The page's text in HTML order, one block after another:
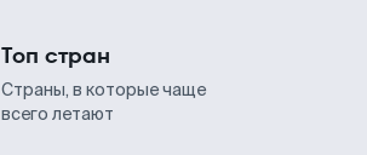
Топ стран
Страны, в которые чаще
всего летают